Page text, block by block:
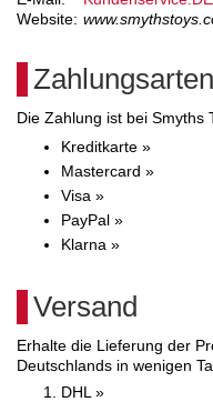
Website:
Zahlungsarten
Die Zahlung ist bei Smyths
Kreditkarte »
Mastercard »
Visa »
PayPal »
Klarna »
Versand
Erhalte die Lieferung der
Deutschlands in wenigen
DHL »